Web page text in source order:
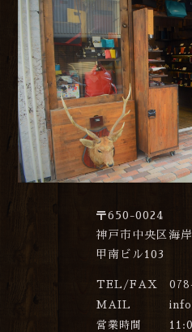
〒650-0024
神戸市中央区海
甲南ビル103
TEL/FAX
MAIL
営業時間